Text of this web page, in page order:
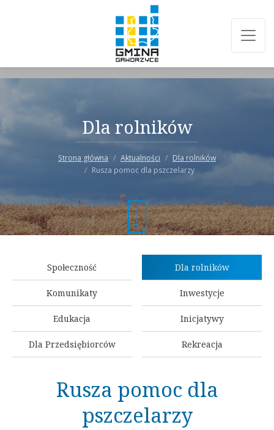
Dla rolników
Strona główna Aktualności
Dla rolników
Rusza pomoc dla pszczelarzy
Społeczność Dla rolników
Komunikaty Inwestycje
Edukacja Inicjatywy
Dla Przedsiębiorców Rekreacja
Rusza pomoc dla
pszczelarzy